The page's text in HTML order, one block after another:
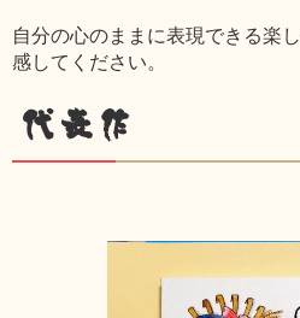
自分の心のままに表現できる楽
感してください。
代表作